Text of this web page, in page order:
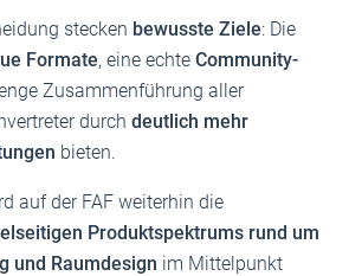
stecken bewusste Ziele: Die
Formate, eine echte Community-
Zusammenführung aller
durch deutlich mehr
bieten.
auf der FAF weiterhin die
Produktspektrums rund um
und Raumdesign im Mittelpunkt